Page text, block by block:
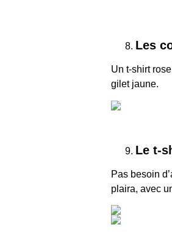
Les
Un t-shirt
gilet jaune.
Le t-
Pas besoin
plaira, avec